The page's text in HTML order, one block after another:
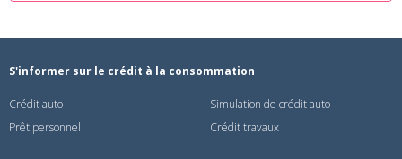
S'informer sur le crédit à la consommation
Crédit auto
Simulation de crédit auto
Prêt personnel
Crédit travaux